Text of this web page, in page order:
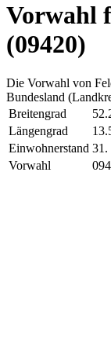
Vorwahl
(09420)
Die Vorwahl von
Bundesland
Breitengrad
Längengrad
Einwohnerstand 31.
Vorwahl